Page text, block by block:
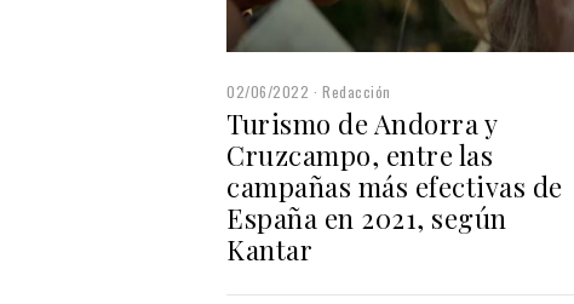
02/06/2022 Redacción
Turismo de Andorra y
Cruzcampo, entre las
campañas más efectivas de
España en 2021, según
Kantar